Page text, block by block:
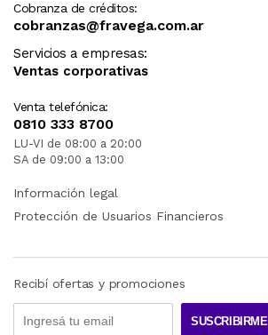
Cobranza de créditos:
cobranzas@fravega.com.ar
Servicios a empresas:
Ventas corporativas
Venta telefónica:
0810 333 8700
LU-VI de 08:00 a 20:00
SA de 09:00 a 13:00
Información legal
Protección de Usuarios Financieros
Recibí ofertas y promociones
SUSCRIBIRME